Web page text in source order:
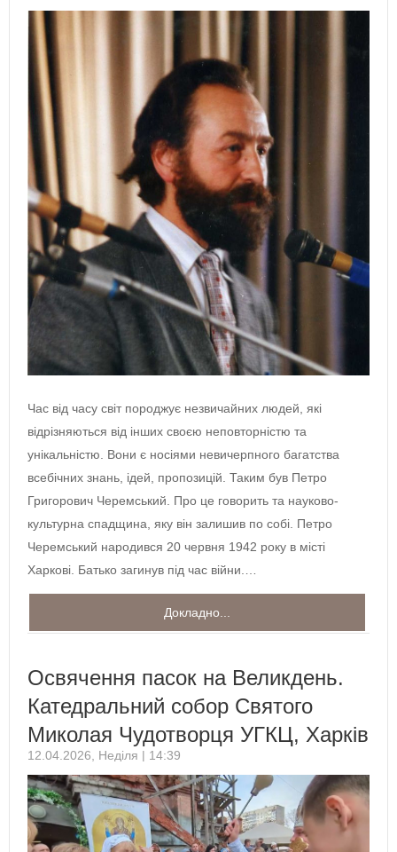
Час від часу світ породжує незвичайних людей, які
відрізняються від інших своєю неповторністю та
унікальністю. Вони є носіями невичерпного багатства
всебічних знань, ідей, пропозицій. Таким був Петро
Григорович Черемський. Про це говорить та науково-
культурна спадщина, яку він залишив по собі. Петро
Черемський народився 20 червня 1942 року в місті
Харкові. Батько загинув під час війни.…
Докладно...
Освячення пасок на Великдень.
Катедральний собор Святого
Миколая Чудотворця УГКЦ, Харків
12.04.2026, Неділя | 14:39